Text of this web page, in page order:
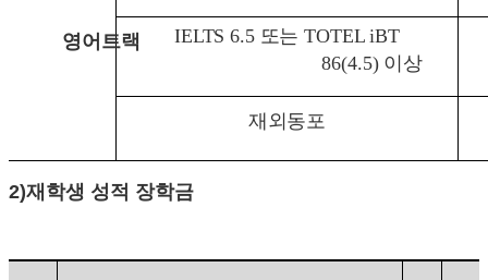
영어트랙 IELTS 6.5 또는TOTEL iBT
86(4.5) 이상
재외동포
2)재학생 성적 장학금